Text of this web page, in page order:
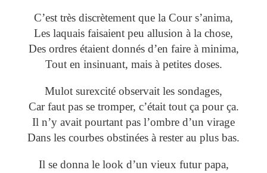
C’est très discrètement que la Cour s’anima,
Les laquais faisaient peu allusion à la chose,
Des ordres étaient donnés d’en faire à minima,
Tout en insinuant, mais à petites doses.
Mulot surexcité observait les sondages,
Car faut pas se tromper, c’était tout ça pour ça.
Il n’y avait pourtant pas l’ombre d’un virage
Dans les courbes obstinées à rester au plus bas.
Il se donna le look d’un vieux futur papa,